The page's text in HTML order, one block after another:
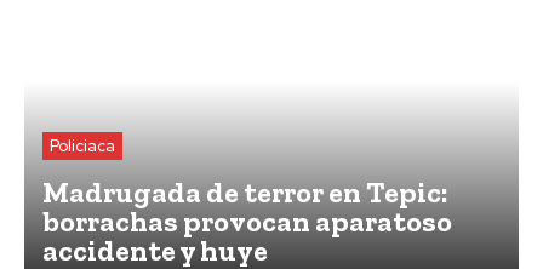
Policiaca
Madrugada de terror en Tepic:
borrachas provocan aparatoso
accidente y huye